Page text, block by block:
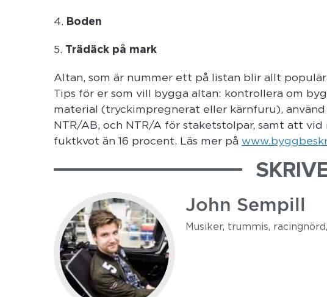
4. Boden
5. Trädäck på mark
Altan, som är nummer ett på listan blir allt
Tips för er som vill bygga altan: kontrollera om
material (tryckimpregnerat eller kärnfuru),
NTR/AB, och NTR/A för staketstolpar, samt att
fuktkvot än 16 procent. Läs mer på
John Sempill
Musiker, trummis,